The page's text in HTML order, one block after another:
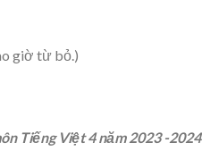
giờ từ bỏ.)
Tiếng Việt 4 năm 2023 -2024